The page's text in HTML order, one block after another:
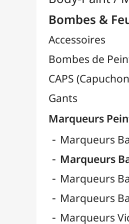
Marqueurs Peinture 
Marqueurs Base Acrylique
Marqueurs Base Eau
Marqueurs Base Huile
Pointes pour Marqueurs
Recharges pour Marqueurs
Sprays Spéciaux
Céramique / Poterie
Chevalets & Accrochage
Enfants / Scolaire
Feutres & Stylos
Librairie / Livres